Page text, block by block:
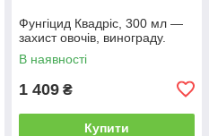
Фунгіцид Квадріс, 300 мл —
захист овочів, винограду.
В наявності
1 409 ₴
Купити